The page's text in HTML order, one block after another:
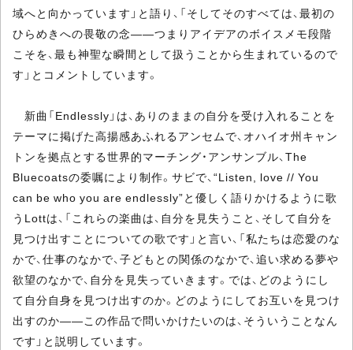
域へと向かっています」と語り、「そしてそのすべては、最初の
ひらめきへの畏敬の念――つまりアイデアのボイスメモ段階
こそを、最も神聖な瞬間として扱うことから生まれているので
す」とコメントしています。
新曲「Endlessly」は、ありのままの自分を受け入れることを
テーマに掲げた高揚感あふれるアンセムで、オハイオ州キャン
トンを拠点とする世界的マーチング・アンサンブル、The
Bluecoatsの委嘱により制作。サビで、“Listen, love // You
can be who you are endlessly”と優しく語りかけるように歌
うLottは、「これらの楽曲は、自分を見失うこと、そして自分を
見つけ出すことについての歌です」と言い、「私たちは恋愛のな
かで、仕事のなかで、子どもとの関係のなかで、追い求める夢や
欲望のなかで、自分を見失っていきます。では、どのようにし
て自分自身を見つけ出すのか。どのようにしてお互いを見つけ
出すのか――この作品で問いかけたいのは、そういうことなん
です」と説明しています。